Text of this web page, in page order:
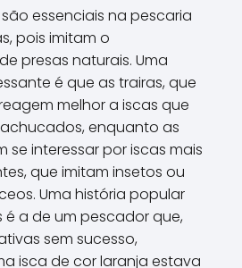
essenciais na pescaria
pois imitam o
presas naturais. Uma
é que as trairas, que
melhor a iscas que
enquanto as
se interessar por iscas mais
que imitam insetos ou
Uma história popular
a de um pescador que,
sem sucesso,
isca de cor laranja estava